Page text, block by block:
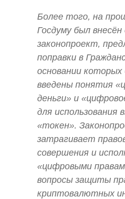
Более того, на
Госдуму был
законопроект,
поправки в
основании которых
введены понятия
деньги» и
для использования
«токен».
затрагивает
совершения и
«цифровыми
вопросы защиты
криптовалютных